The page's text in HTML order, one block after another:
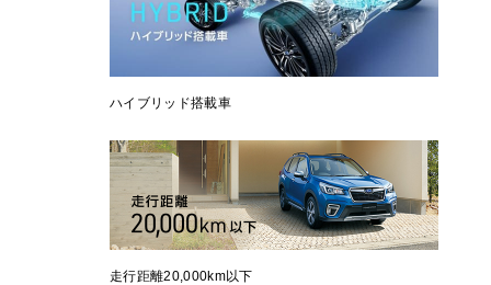
ハイブリッド搭載車
走行距離20,000km以下